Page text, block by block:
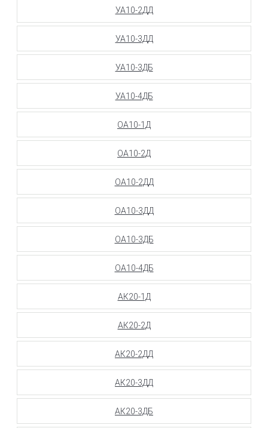
УА10-2ДД
УА10-3ДД
УА10-3ДБ
УА10-4ДБ
ОА10-1Д
ОА10-2Д
ОА10-2ДД
ОА10-3ДД
ОА10-3ДБ
ОА10-4ДБ
АК20-1Д
АК20-2Д
АК20-2ДД
АК20-3ДД
АК20-3ДБ